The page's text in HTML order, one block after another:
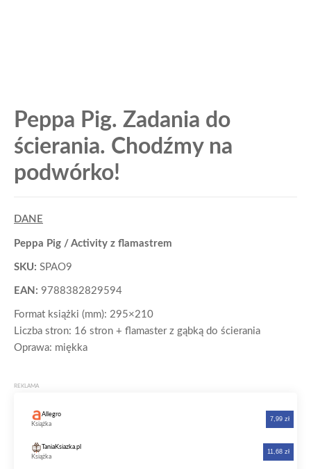
Peppa Pig. Zadania do
ścierania. Chodźmy na
podwórko!
DANE
Peppa Pig / Activity z flamastrem
SKU: SPAO9
EAN: 9788382829594
Format książki (mm): 295×210
Liczba stron: 16 stron + flamaster z gąbką do ścierania
Oprawa: miękka